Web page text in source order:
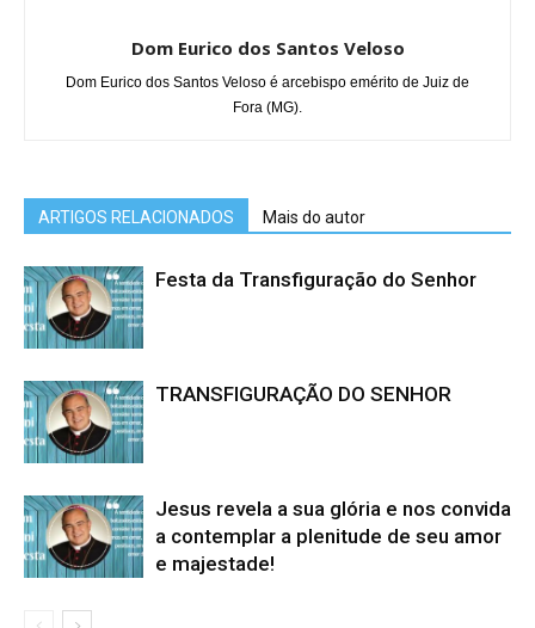
Dom Eurico dos Santos Veloso
Dom Eurico dos Santos Veloso é arcebispo emérito de Juiz de
Fora (MG).
ARTIGOS RELACIONADOS Mais do autor
Festa da Transfiguração do Senhor
TRANSFIGURAÇÃO DO SENHOR
Jesus revela a sua glória e nos convida
a contemplar a plenitude de seu amor
e majestade!